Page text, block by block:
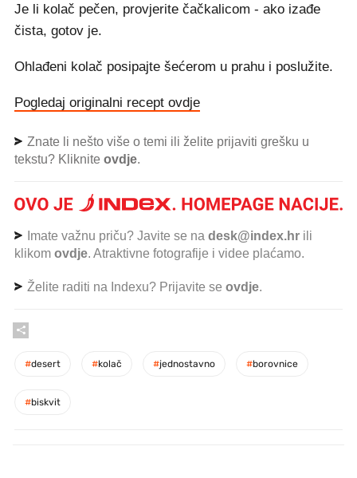
Je li kolač pečen, provjerite čačkalicom - ako izađe
čista, gotov je.
Ohlađeni kolač posipajte šećerom u prahu i poslužite.
Pogledaj originalni recept ovdje
Znate li nešto više o temi ili želite prijaviti grešku u
tekstu? Kliknite ovdje.
Imate važnu priču? Javite se na desk@index.hr ili
klikom ovdje. Atraktivne fotografije i videe plaćamo.
Želite raditi na Indexu? Prijavite se ovdje.
#desert #kolač #jednostavno #borovnice
#biskvit